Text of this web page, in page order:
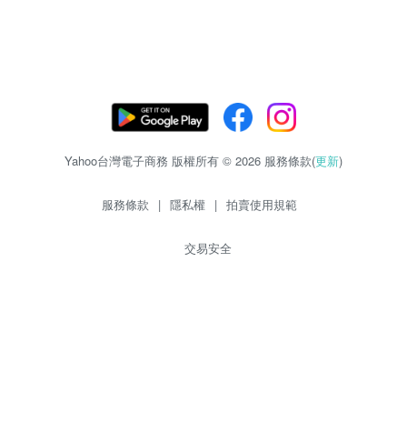
Yahoo台灣電子商務 版權所有 © 2026 服務條款(更新)
服務條款 | 隱私權 | 拍賣使用規範
交易安全